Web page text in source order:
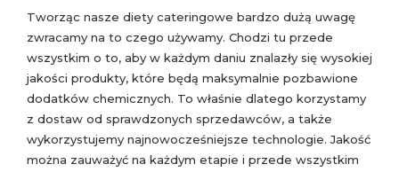
Tworząc nasze diety cateringowe bardzo dużą uwagę
zwracamy na to czego używamy. Chodzi tu przede
wszystkim o to, aby w każdym daniu znalazły się wysokiej
jakości produkty, które będą maksymalnie pozbawione
dodatków chemicznych. To właśnie dlatego korzystamy
z dostaw od sprawdzonych sprzedawców, a także
wykorzystujemy najnowocześniejsze technologie. Jakość
można zauważyć na każdym etapie i przede wszystkim